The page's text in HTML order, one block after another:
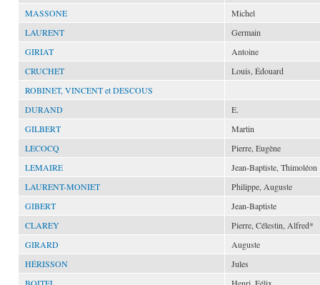
MASSONE
Michel
LAURENT
Germain
GIRIAT
Antoine
CRUCHET
Louis, Édouard
ROBINET, VINCENT et DESCOUS
DURAND
E.
GILBERT
Martin
LECOCQ
Pierre, Eugène
LEMAIRE
Jean-Baptiste, Thimoléon
LAURENT-MONIET
Philippe, Auguste
GIBERT
Jean-Baptiste
CLAREY
Pierre, Célestin, Alfred*
GIRARD
Auguste
HÉRISSON
Jules